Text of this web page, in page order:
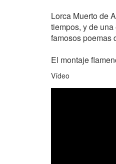
Lorca Muerto de
tiempos, y de
famosos poemas
El montaje
Vídeo